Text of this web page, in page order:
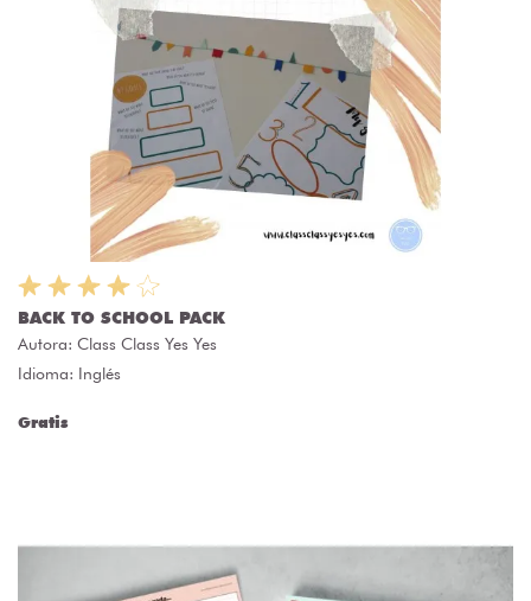
BACK TO SCHOOL PACK
Autora: Class Class Yes Yes
Idioma: Inglés
Gratis